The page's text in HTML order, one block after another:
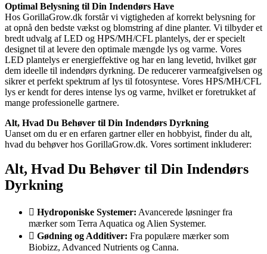
Optimal Belysning til Din Indendørs Have
Hos GorillaGrow.dk forstår vi vigtigheden af korrekt belysning for
at opnå den bedste vækst og blomstring af dine planter. Vi tilbyder et
bredt udvalg af LED og HPS/MH/CFL plantelys, der er specielt
designet til at levere den optimale mængde lys og varme. Vores
LED plantelys er energieffektive og har en lang levetid, hvilket gør
dem ideelle til indendørs dyrkning. De reducerer varmeafgivelsen og
sikrer et perfekt spektrum af lys til fotosyntese. Vores HPS/MH/CFL
lys er kendt for deres intense lys og varme, hvilket er foretrukket af
mange professionelle gartnere.
Alt, Hvad Du Behøver til Din Indendørs Dyrkning
Uanset om du er en erfaren gartner eller en hobbyist, finder du alt,
hvad du behøver hos GorillaGrow.dk. Vores sortiment inkluderer:
Alt, Hvad Du Behøver til Din Indendørs
Dyrkning
Hydroponiske Systemer: Avancerede løsninger fra
mærker som Terra Aquatica og Alien Systemer.
Gødning og Additiver: Fra populære mærker som
Biobizz, Advanced Nutrients og Canna.